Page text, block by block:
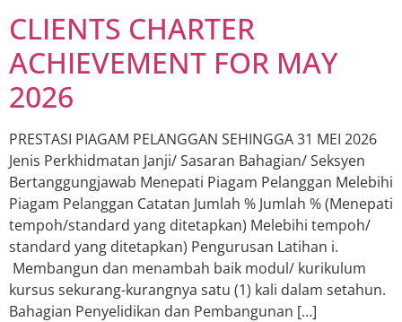
CLIENTS CHARTER
ACHIEVEMENT FOR MAY
2026
PRESTASI PIAGAM PELANGGAN SEHINGGA 31 MEI 2026
Jenis Perkhidmatan Janji/ Sasaran Bahagian/ Seksyen
Bertanggungjawab Menepati Piagam Pelanggan Melebihi
Piagam Pelanggan Catatan Jumlah % Jumlah % (Menepati
tempoh/standard yang ditetapkan) Melebihi tempoh/
standard yang ditetapkan) Pengurusan Latihan i.
Membangun dan menambah baik modul/ kurikulum
kursus sekurang-kurangnya satu (1) kali dalam setahun.
Bahagian Penyelidikan dan Pembangunan […]